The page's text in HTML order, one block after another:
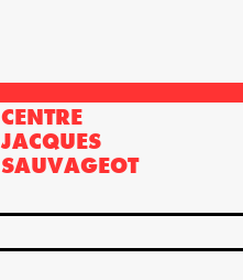
CENTRE
JACQUES
SAUVAGEOT